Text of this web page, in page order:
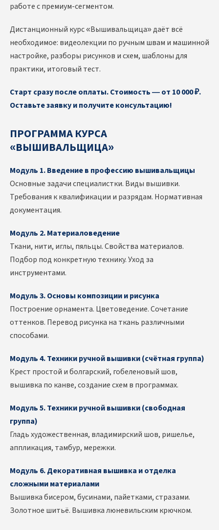
работе с премиум-сегментом.
Дистанционный курс «Вышивальщица» даёт всё
необходимое: видеолекции по ручным швам и машинной
настройке, разборы рисунков и схем, шаблоны для
практики, итоговый тест.
Старт сразу после оплаты. Стоимость — от 10 000 ₽.
Оставьте заявку и получите консультацию!
ПРОГРАММА КУРСА
«ВЫШИВАЛЬЩИЦА»
Модуль 1. Введение в профессию вышивальщицы
Основные задачи специалистки. Виды вышивки.
Требования к квалификации и разрядам. Нормативная
документация.
Модуль 2. Материаловедение
Ткани, нити, иглы, пяльцы. Свойства материалов.
Подбор под конкретную технику. Уход за
инструментами.
Модуль 3. Основы композиции и рисунка
Построение орнамента. Цветоведение. Сочетание
оттенков. Перевод рисунка на ткань различными
способами.
Модуль 4. Техники ручной вышивки (счётная группа)
Крест простой и болгарский, гобеленовый шов,
вышивка по канве, создание схем в программах.
Модуль 5. Техники ручной вышивки (свободная
группа)
Гладь художественная, владимирский шов, ришелье,
аппликация, тамбур, мережки.
Модуль 6. Декоративная вышивка и отделка
сложными материалами
Вышивка бисером, бусинами, пайетками, стразами.
Золотное шитьё. Вышивка люневильским крючком.